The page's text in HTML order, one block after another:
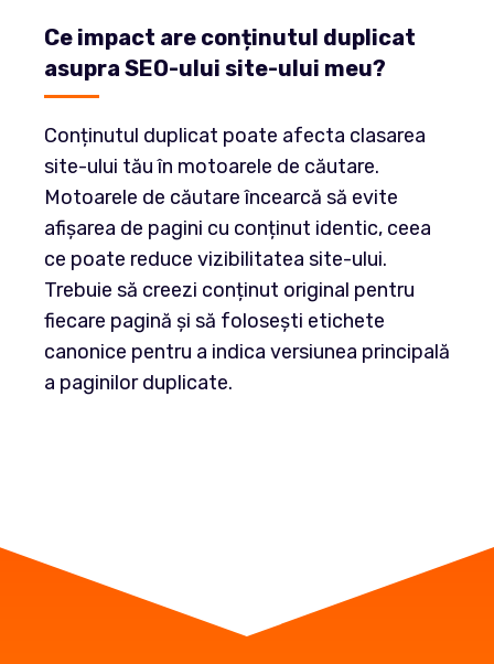
Ce impact are conținutul duplicat
asupra SEO-ului site-ului meu?
Conținutul duplicat poate afecta clasarea
site-ului tău în motoarele de căutare.
Motoarele de căutare încearcă să evite
afișarea de pagini cu conținut identic, ceea
ce poate reduce vizibilitatea site-ului.
Trebuie să creezi conținut original pentru
fiecare pagină și să folosești etichete
canonice pentru a indica versiunea principală
a paginilor duplicate.